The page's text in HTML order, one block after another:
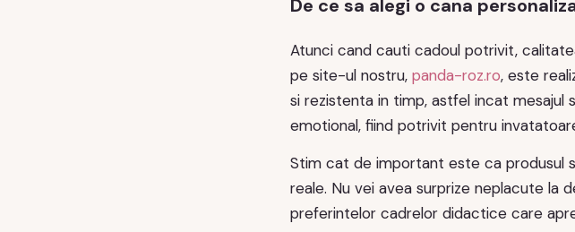
De ce sa alegi o cana
Atunci cand cauti cadoul potrivit,
pe site-ul nostru, panda-roz.ro, este
si rezistenta in timp, astfel incat mesajul
emotional, fiind potrivit pentru
Stim cat de important este ca produsul
reale. Nu vei avea surprize neplacute la
preferintelor cadrelor didactice care